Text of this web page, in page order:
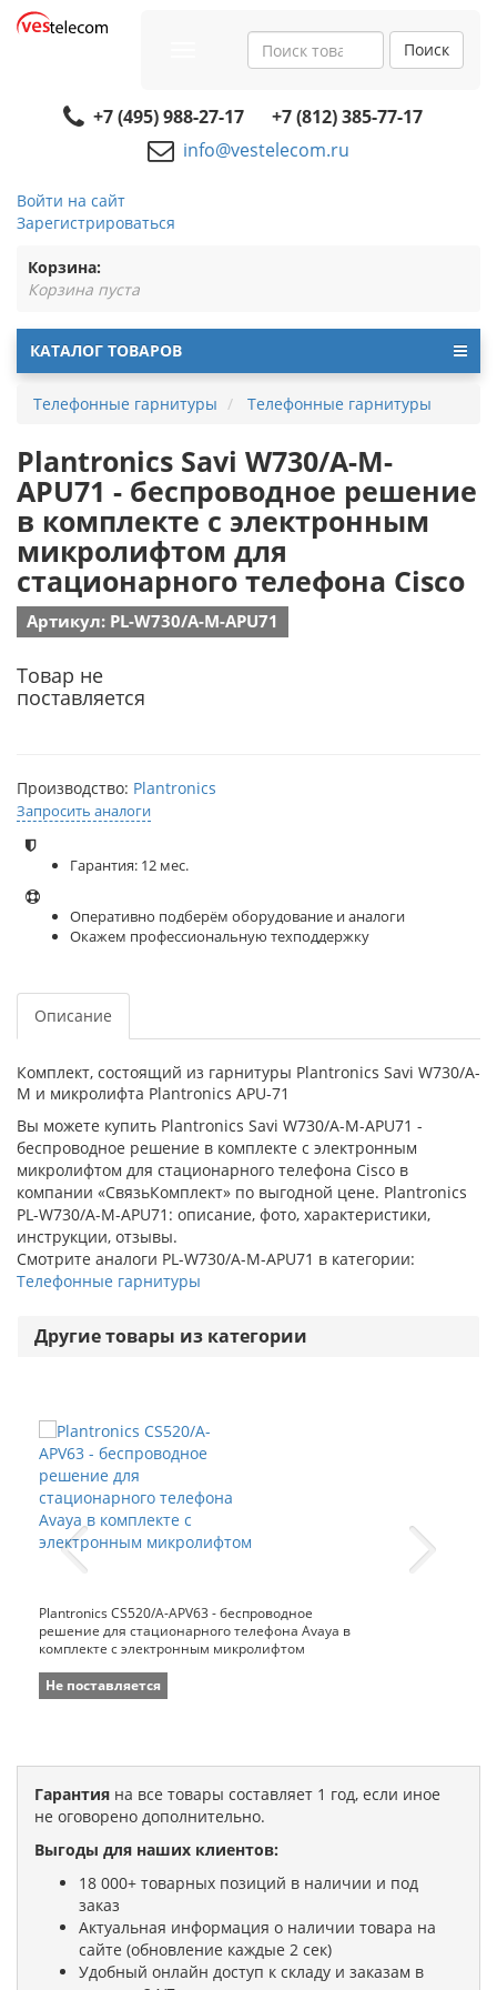
navigation
Поиск
+7 (495) 988-27-17
+7 (812) 385-77-17
info@vestelecom.ru
Войти на сайт
Зарегистрироваться
Корзина:
Корзина пуста
КАТАЛОГ ТОВАРОВ
Телефонные гарнитуры Телефонные гарнитуры
Plantronics Savi W730/A-M-
APU71 - беспроводное решение
в комплекте с электронным
микролифтом для
стационарного телефона Cisco
Артикул: PL-W730/A-M-APU71
Товар не
поставляется
Производство: Plantronics
Запросить аналоги
Гарантия: 12 мес.
Оперативно подберём оборудование и аналоги
Окажем профессиональную техподдержку
Описание
Комплект, состоящий из гарнитуры Plantronics Savi W730/A-
M и микролифта Plantronics АРU-71
Вы можете купить Plantronics Savi W730/A-M-APU71 -
беспроводное решение в комплекте с электронным
микролифтом для стационарного телефона Cisco в
компании «СвязьКомплект» по выгодной цене. Plantronics
PL-W730/A-M-APU71: описание, фото, характеристики,
инструкции, отзывы.
Смотрите аналоги PL-W730/A-M-APU71 в категории:
Телефонные гарнитуры
Другие товары из категории
Plantronics CS520/A-APV63 - беспроводное
решение для стационарного телефона Avaya в
комплекте с электронным микролифтом
Не поставляется
Гарантия на все товары составляет 1 год, если иное
не оговорено дополнительно.
Выгоды для наших клиентов:
18 000+ товарных позиций в наличии и под
заказ
Актуальная информация о наличии товара на
сайте (обновление каждые 2 сек)
Удобный онлайн доступ к складу и заказам в